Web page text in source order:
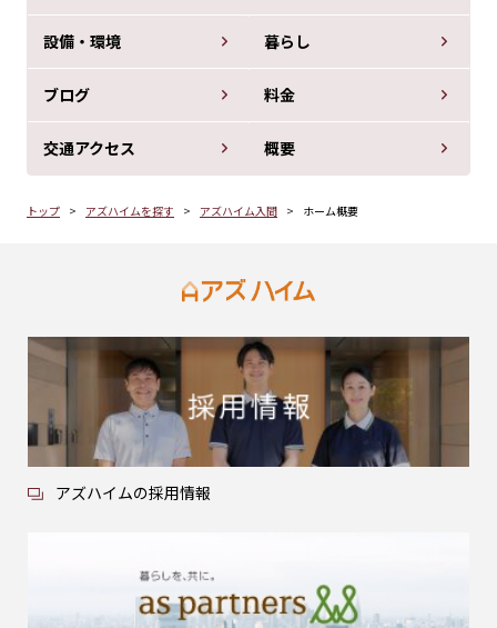
設備・環境 暮らし
ブログ 料金
交通アクセス 概要
トップ アズハイムを探す アズハイム入間 ホーム概要
アズハイムの採用情報